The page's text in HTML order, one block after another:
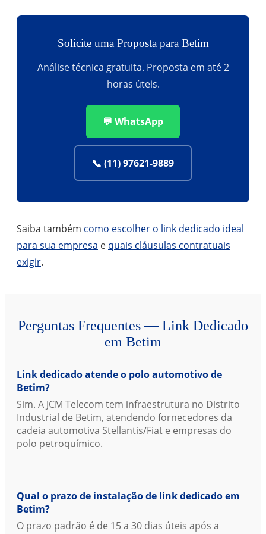
Solicite uma Proposta para Betim
Análise técnica gratuita. Proposta em até 2
horas úteis.
💬 WhatsApp
📞 (11) 97621-9889
Saiba também como escolher o link dedicado ideal
para sua empresa e quais cláusulas contratuais
exigir.
Perguntas Frequentes — Link Dedicado
em Betim
Link dedicado atende o polo automotivo de
Betim?
Sim. A JCM Telecom tem infraestrutura no Distrito
Industrial de Betim, atendendo fornecedores da
cadeia automotiva Stellantis/Fiat e empresas do
polo petroquímico.
Qual o prazo de instalação de link dedicado em
Betim?
O prazo padrão é de 15 a 30 dias úteis após a